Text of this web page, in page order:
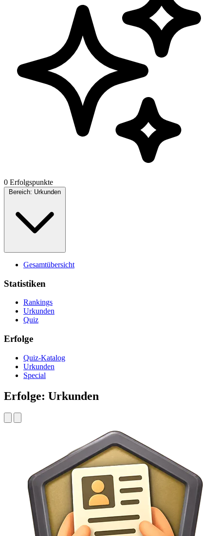
0 Erfolgspunkte
Bereich: Urkunden
Gesamtübersicht
Statistiken
Rankings
Urkunden
Quiz
Erfolge
Quiz-Katalog
Urkunden
Special
Erfolge: Urkunden